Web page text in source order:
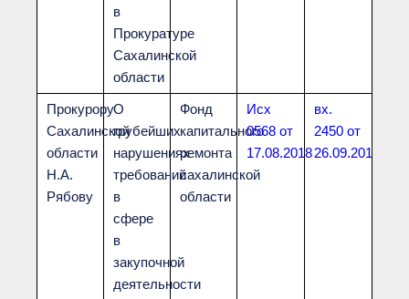
в
Прокуратуре
Сахалинской
области
Прокурору
Сахалинской
области
Н.А.
Рябову
О
грубейших
нарушениях
требований
в
сфере
в
закупочной
деятельности
Фонд
капитального
ремонта
сахалинской
области
Исх
0568 от
17.08.2018
вх.
2450 от
26.09.2018